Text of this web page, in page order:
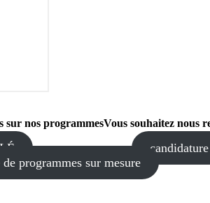
sur nos programmesVous souhaitez nous
candidature
programmes sur mesure